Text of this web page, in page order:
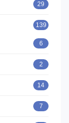
29
139
6
2
14
7